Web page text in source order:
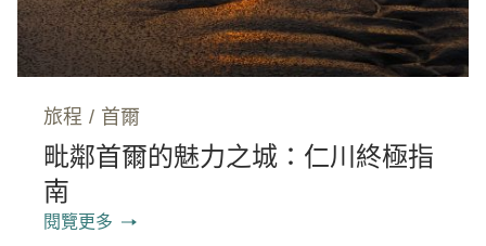
旅程 / 首爾
毗鄰首爾的魅力之城：仁川終極指
南
閱覽更多